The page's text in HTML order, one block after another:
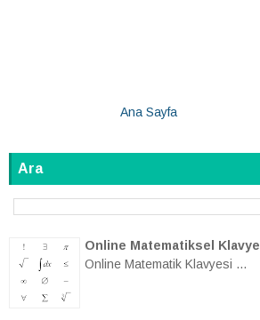
Ana Sayfa
Ara
Online Matematiksel Klavye
Online Matematik Klavyesi ...